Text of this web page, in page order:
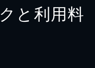
と利用料